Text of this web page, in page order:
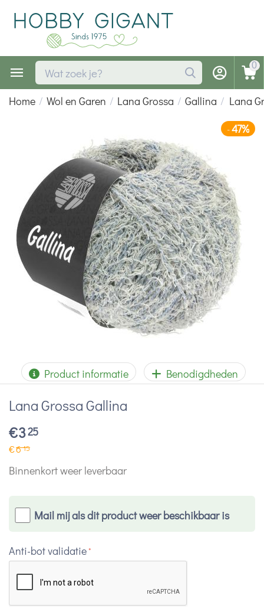
0
Home / Wol en Garen / Lana Grossa / Gallina / Lana
-47%
Product informatie Benodigdheden
Lana Grossa Gallina
€325
€615
Binnenkort weer leverbaar
Mail mij als dit product weer beschikbaar is
Anti-bot validatie